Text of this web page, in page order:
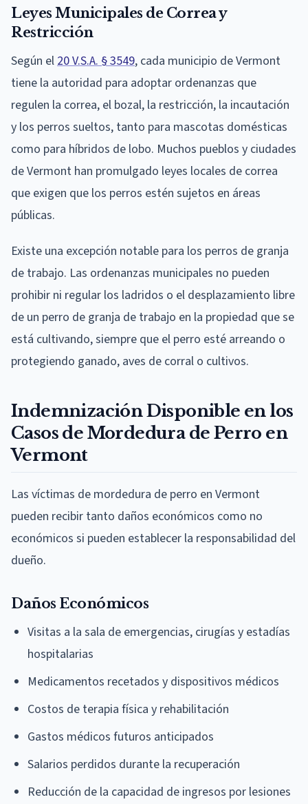
Leyes Municipales de Correa y
Restricción
Según el 20 V.S.A. § 3549, cada municipio de Vermont
tiene la autoridad para adoptar ordenanzas que
regulen la correa, el bozal, la restricción, la incautación
y los perros sueltos, tanto para mascotas domésticas
como para híbridos de lobo. Muchos pueblos y ciudades
de Vermont han promulgado leyes locales de correa
que exigen que los perros estén sujetos en áreas
públicas.
Existe una excepción notable para los perros de granja
de trabajo. Las ordenanzas municipales no pueden
prohibir ni regular los ladridos o el desplazamiento libre
de un perro de granja de trabajo en la propiedad que se
está cultivando, siempre que el perro esté arreando o
protegiendo ganado, aves de corral o cultivos.
Indemnización Disponible en los
Casos de Mordedura de Perro en
Vermont
Las víctimas de mordedura de perro en Vermont
pueden recibir tanto daños económicos como no
económicos si pueden establecer la responsabilidad del
dueño.
Daños Económicos
Visitas a la sala de emergencias, cirugías y estadías
hospitalarias
Medicamentos recetados y dispositivos médicos
Costos de terapia física y rehabilitación
Gastos médicos futuros anticipados
Salarios perdidos durante la recuperación
Reducción de la capacidad de ingresos por lesiones